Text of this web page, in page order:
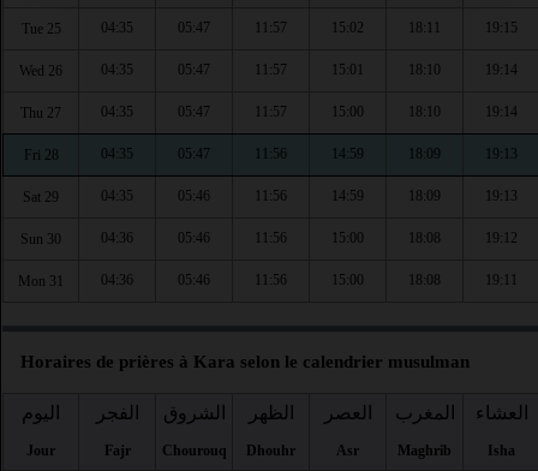
Tue 25 04:35 05:47 11:57 15:02 18:11 19:15
Wed 26 04:35 05:47 11:57 15:01 18:10 19:14
Thu 27 04:35 05:47 11:57 15:00 18:10 19:14
Fri 28 04:35 05:47 11:56 14:59 18:09 19:13
Sat 29 04:35 05:46 11:56 14:59 18:09 19:13
Sun 30 04:36 05:46 11:56 15:00 18:08 19:12
Mon 31 04:36 05:46 11:56 15:00 18:08 19:11
Horaires de prières à Kara selon le calendrier musulman
اليوم
Jour
الفجر
Fajr
الشروق
Chourouq
الظهر
Dhouhr
العصر
Asr
المغرب
Maghrib
العشاء
Isha